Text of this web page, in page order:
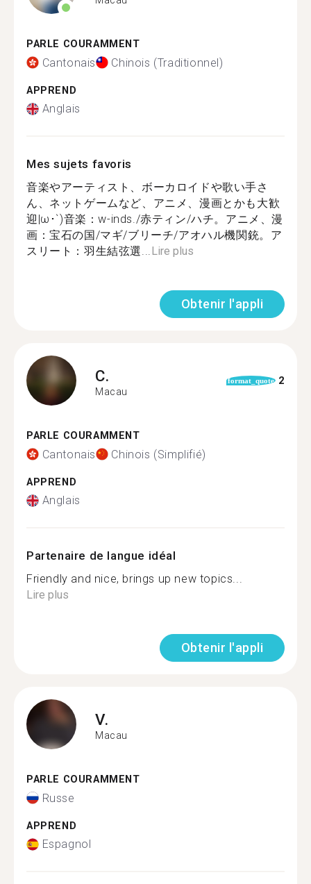
PARLE COURAMMENT
Cantonais Chinois (Traditionnel)
APPREND
Anglais
Mes sujets favoris
音楽やアーティスト、ボーカロイドや歌い手さ
ん、ネットゲームなど、アニメ、漫画とかも大歓
迎|ω･`)音楽：w-inds./赤ティン/ハチ。アニメ、漫
画：宝石の国/マギ/ブリーチ/アオハル機関銃。ア
スリート：羽生結弦選...Lire plus
Obtenir l'appli
C.
Macau
format_quote 2
PARLE COURAMMENT
Cantonais Chinois (Simplifié)
APPREND
Anglais
Partenaire de langue idéal
Friendly and nice, brings up new topics...
Lire plus
Obtenir l'appli
V.
Macau
PARLE COURAMMENT
Russe
APPREND
Espagnol